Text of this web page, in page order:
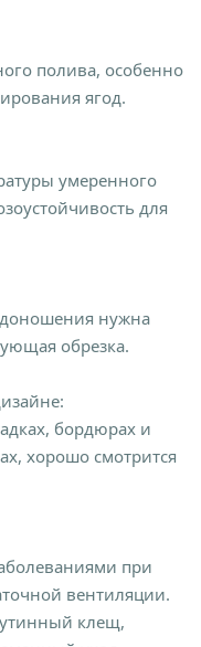
полива, особенно
ягод.
умеренного
для
нужна
обрезка.
бордюрах и
хорошо смотрится
при
вентиляции.
клещ,